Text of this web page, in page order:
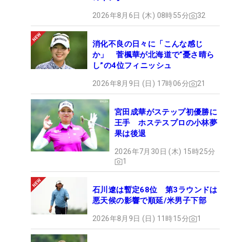
2026年8月6日 (木) 08時55分 32
消化不良の日々に「こんな感じ
か」 菅楓華が北海道で“憂さ晴ら
し”の4位フィニッシュ
2026年8月9日 (日) 17時06分 21
宮田成華がステップ初優勝に
王手 ホステスプロの小林夢
果は後退
2026年7月30日 (木) 15時25分
1
石川遼は暫定68位 第3ラウンドは
悪天候の影響で順延/米男子下部
2026年8月9日 (日) 11時15分 1